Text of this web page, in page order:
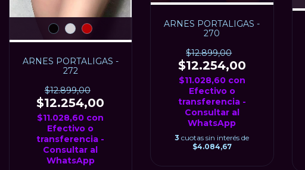
ARNES PORTALIGAS -
272
$12.899,00
$12.254,00
$11.028,60 con
Efectivo o
transferencia -
Consultar al
WhatsApp
ARNES PORTALIGAS -
270
$12.899,00
$12.254,00
$11.028,60 con
Efectivo o
transferencia -
Consultar al
WhatsApp
3 cuotas sin interés de
$4.084,67